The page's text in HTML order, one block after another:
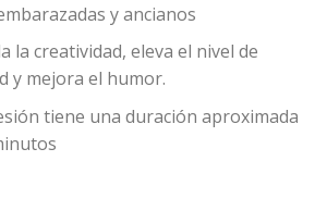
y ancianos
la creatividad, eleva el nivel de
y mejora el humor.
tiene una duración aproximada